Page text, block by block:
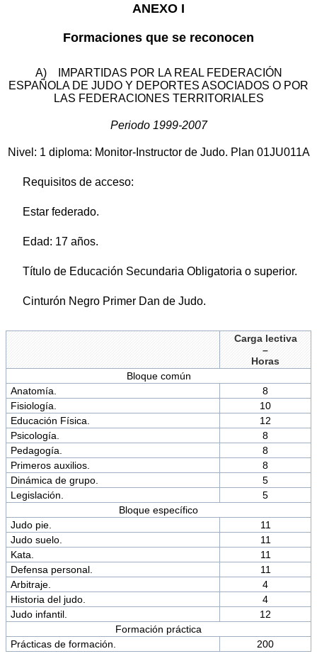
ANEXO I
Formaciones que se reconocen
A) IMPARTIDAS POR LA REAL FEDERACIÓN
ESPAÑOLA DE JUDO Y DEPORTES ASOCIADOS O POR
LAS FEDERACIONES TERRITORIALES
Periodo 1999-2007
Nivel: 1 diploma: Monitor-Instructor de Judo. Plan 01JU011A
Requisitos de acceso:
Estar federado.
Edad: 17 años.
Título de Educación Secundaria Obligatoria o superior.
Cinturón Negro Primer Dan de Judo.
Carga lectiva
–
Horas
Bloque común
Anatomía.
8
Fisiología.
10
Educación Física.
12
Psicología.
8
Pedagogía.
8
Primeros auxilios.
8
Dinámica de grupo.
5
Legislación.
5
Bloque específico
Judo pie.
11
Judo suelo.
11
Kata.
11
Defensa personal.
11
Arbitraje.
4
Historia del judo.
4
Judo infantil.
12
Formación práctica
Prácticas de formación.
200